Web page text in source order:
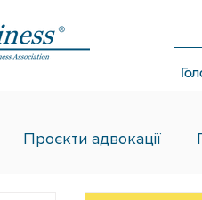
Проєкти адвокації